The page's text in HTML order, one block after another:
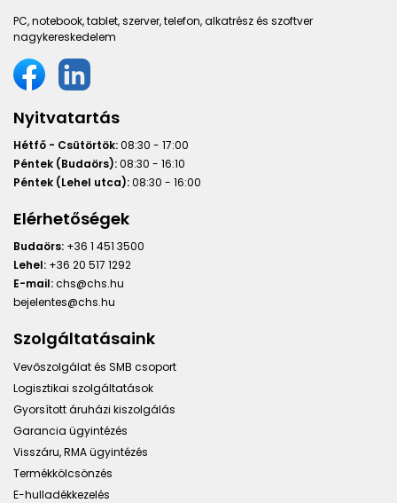
PC, notebook, tablet, szerver, telefon, alkatrész és szoftver
nagykereskedelem
Nyitvatartás
Hétfő - Csütörtök:08:30 - 17:00
Péntek (Budaörs):08:30 - 16:10
Péntek (Lehel utca):08:30 - 16:00
Elérhetőségek
Budaörs: +36 1 451 3500
Lehel: +36 20 517 1292
E-mail:chs@chs.hu
bejelentes@chs.hu
Szolgáltatásaink
Vevőszolgálat és SMB csoport
Logisztikai szolgáltatások
Gyorsított áruházi kiszolgálás
Garancia ügyintézés
Visszáru, RMA ügyintézés
Termékkölcsönzés
E-hulladékkezelés